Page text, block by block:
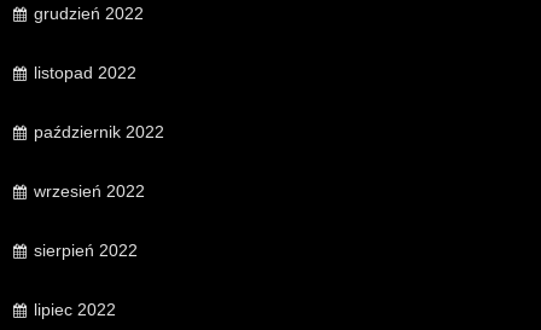
grudzień 2022
listopad 2022
październik 2022
wrzesień 2022
sierpień 2022
lipiec 2022